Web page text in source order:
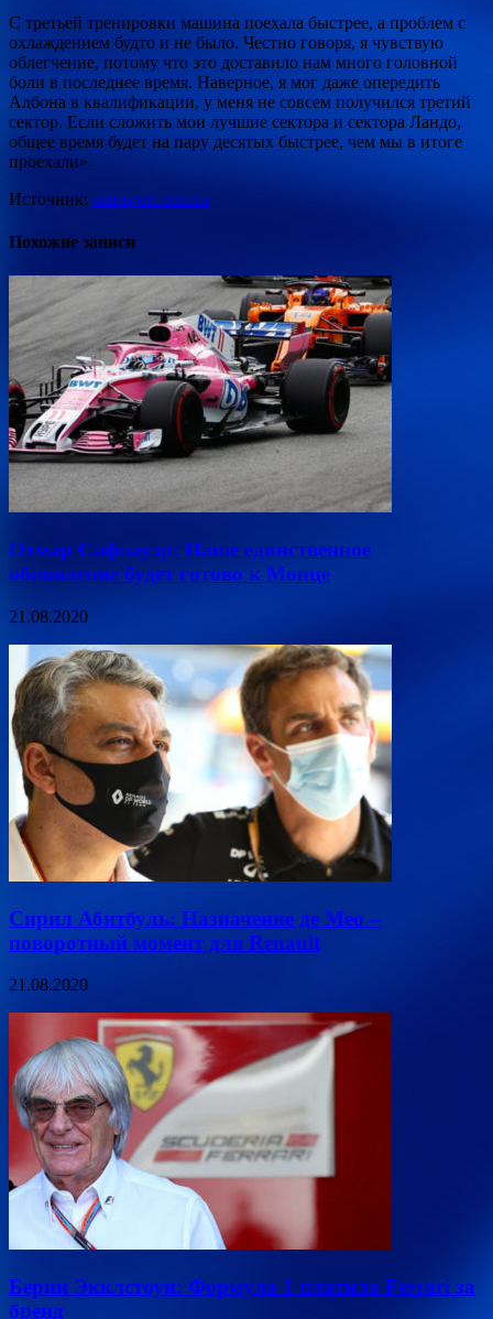
С третьей тренировки машина поехала быстрее, а проблем с
охлаждением будто и не было. Честно говоря, я чувствую
облегчение, потому что это доставило нам много головной
боли в последнее время. Наверное, я мог даже опередить
Албона в квалификации, у меня не совсем получился третий
сектор. Если сложить мои лучшие сектора и сектора Ландо,
общее время будет на пару десятых быстрее, чем мы в итоге
проехали».
Источник: autosport.com.ru
Похожие записи
Отмар Сафнауэр: Наше единственное
обновление будет готово к Монце
21.08.2020
Сирил Абитбуль: Назначение де Мео –
поворотный момент для Renault
21.08.2020
Берни Экклстоун: Формула 1 платила Ferrari за
бренд